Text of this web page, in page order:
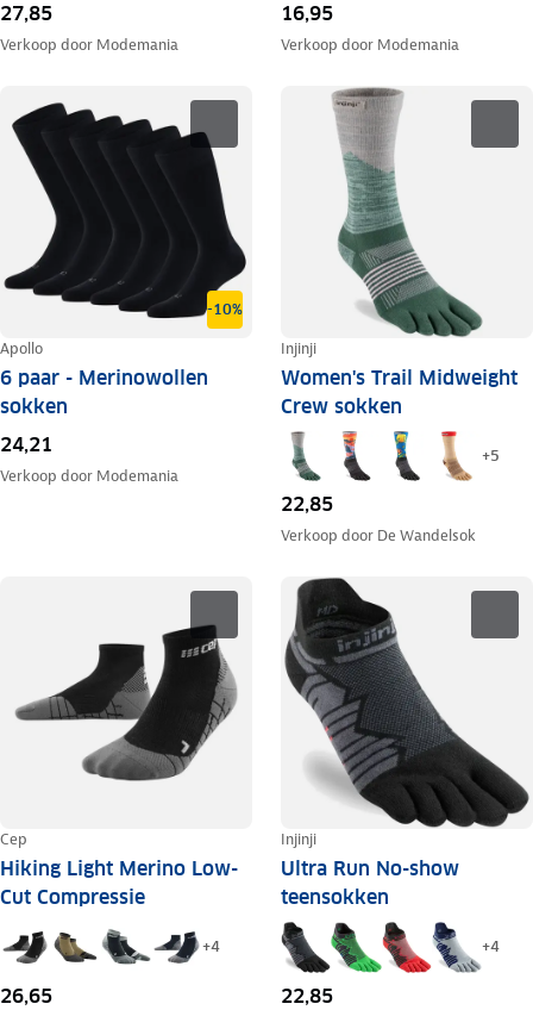
27,85
Verkoop door Modemania
16,95
Verkoop door Modemania
-10%
Apollo
6 paar - Merinowollen
sokken
24,21
Verkoop door Modemania
Injinji
Women's Trail Midweight
Crew sokken
+5
22,85
Verkoop door De Wandelsok
Cep
Hiking Light Merino Low-
Cut Compressie
+4
26,65
Injinji
Ultra Run No-show
teensokken
+4
22,85